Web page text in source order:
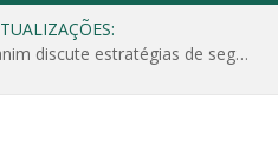
Câmara Municipal de Marapanim discute estratégias de segurança com autoridades e poder executivo